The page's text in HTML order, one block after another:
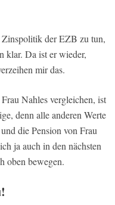
Zinspolitik der EZB zu tun,
klar. Da ist er wieder,
mir das.
Nahles vergleichen, ist
denn alle anderen Werte
die Pension von Frau
ja auch in den nächsten
oben bewegen.